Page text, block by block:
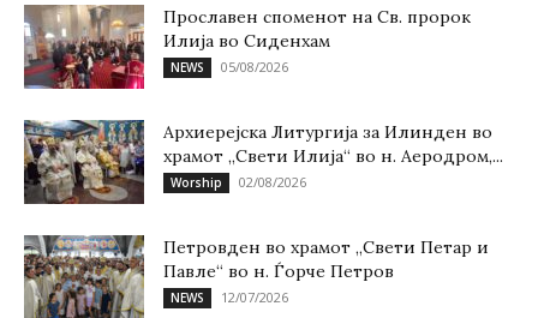
Прославен споменот на Св. пророк
Илија во Сиденхам
NEWS 05/08/2026
Архиерејска Литургија за Илинден во
храмот „Свети Илија“ во н. Аеродром,...
Worship 02/08/2026
Петровден во храмот „Свети Петар и
Павле“ во н. Ѓорче Петров
NEWS 12/07/2026